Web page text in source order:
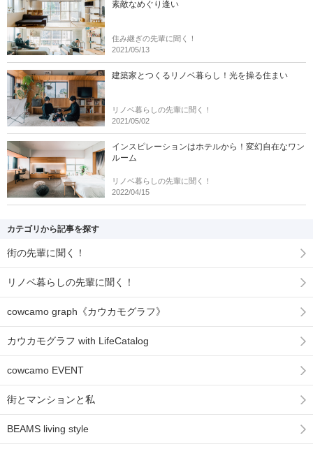
素敵なめぐり逢い
住み継ぎの先輩に聞く！
2021/05/13
建築家とつくるリノベ暮らし！光を操る住まい
リノベ暮らしの先輩に聞く！
2021/05/02
インスピレーションはホテルから！変幻自在なワン
ルーム
リノベ暮らしの先輩に聞く！
2022/04/15
カテゴリから記事を探す
街の先輩に聞く！
リノベ暮らしの先輩に聞く！
cowcamo graph《カウカモグラフ》
カウカモグラフ with LifeCatalog
cowcamo EVENT
街とマンションと私
BEAMS living style